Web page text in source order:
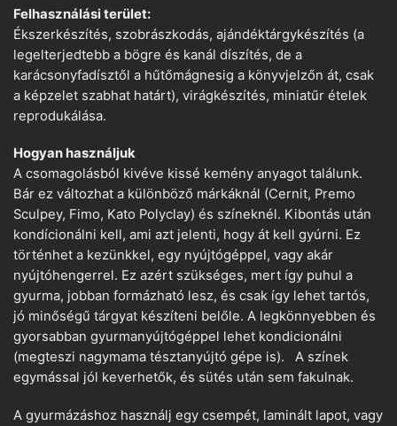
Felhasználási terület:
Ékszerkészítés, szobrászkodás, ajándéktárgykészítés (a
legelterjedtebb a bögre és kanál díszítés, de a
karácsonyfadísztől a hűtőmágnesig a könyvjelzőn át, csak
a képzelet szabhat határt), virágkészítés, miniatűr ételek
reprodukálása.
Hogyan használjuk
A csomagolásból kivéve kissé kemény anyagot találunk.
Bár ez változhat a különböző márkáknál (Cernit, Premo
Sculpey, Fimo, Kato Polyclay) és színeknél. Kibontás után
kondícionálni kell, ami azt jelenti, hogy át kell gyúrni. Ez
történhet a kezünkkel, egy nyújtógéppel, vagy akár
nyújtóhengerrel. Ez azért szükséges, mert így puhul a
gyurma, jobban formázható lesz, és csak így lehet tartós,
jó minőségű tárgyat készíteni belőle. A legkönnyebben és
gyorsabban gyurmanyújtógéppel lehet kondicionálni
(megteszi nagymama tésztanyújtó gépe is). A színek
egymással jól keverhetők, és sütés után sem fakulnak.
A gyurmázáshoz használj egy csempét, laminált lapot, vagy